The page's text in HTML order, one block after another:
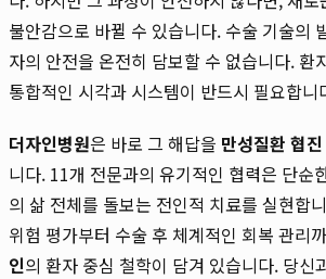
불안감으로 바뀔 수 있습니다. 수술 기술의
자의 안전을 온전히 담보할 수 없습니다. 환
통합적인 시각과 시스템이 반드시 필요합니
더자인병원은 바로 그 해답을 만성질환 협진
니다. 11개 전문과의 유기적인 협력은 단순
의 삶 전체를 돌보는 전인적 치료를 실현합
위험 평가부터 수술 후 체계적인 회복 관리
인의 환자 중심 철학이 담겨 있습니다. 당신